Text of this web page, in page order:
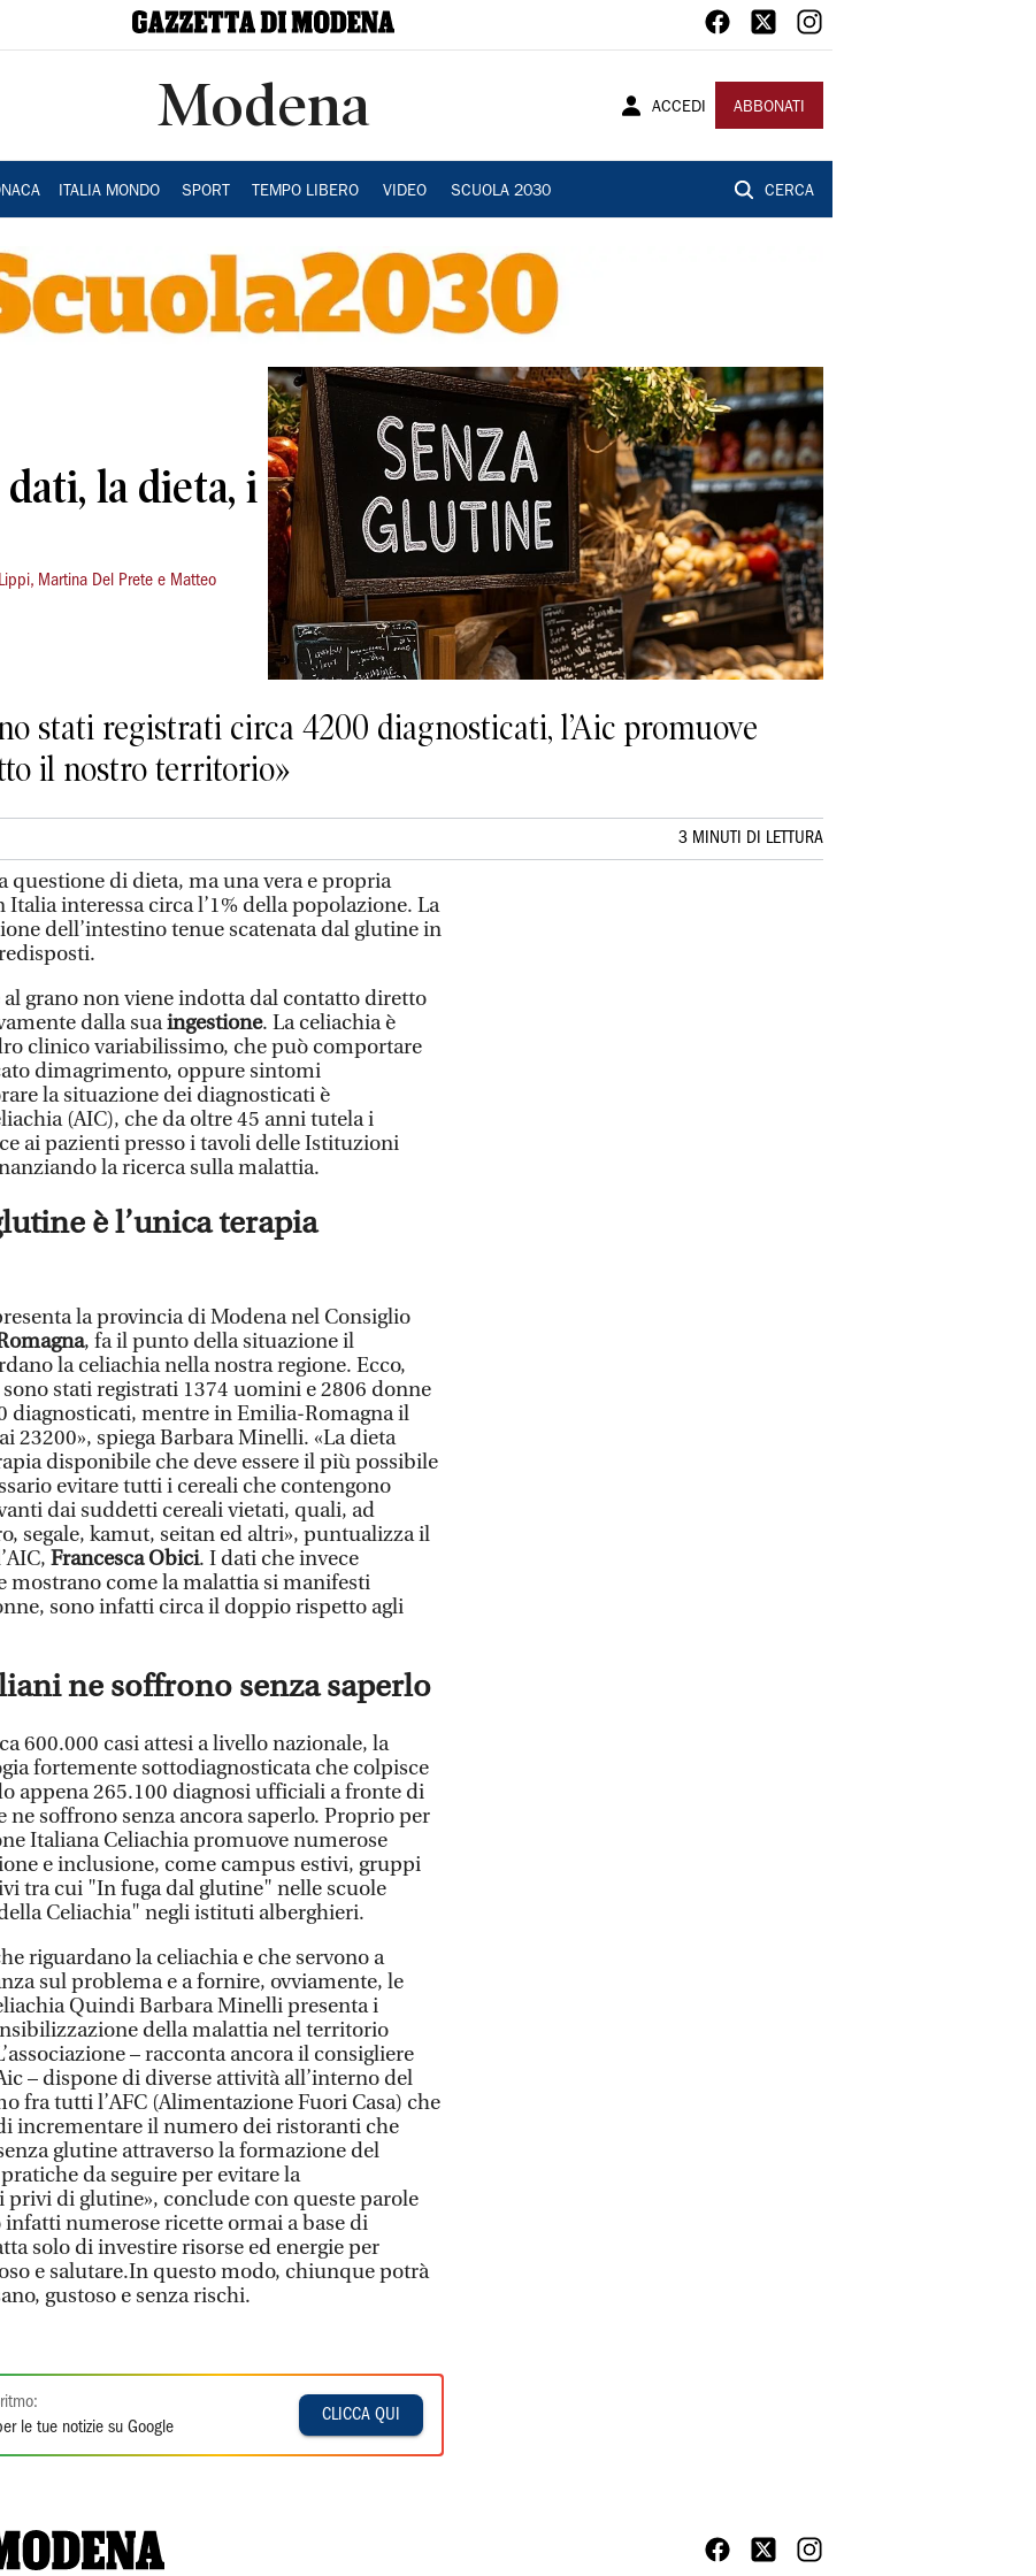
Modena ACCEDI ABBONATI
ITALIA MONDO SPORT TEMPO LIBERO VIDEO SCUOLA 2030 CERCA
la dieta, i
Martina Del Prete e Matteo
stati registrati circa 4200 diagnosticati, l’Aic promuove
il nostro territorio»
3 MINUTI DI LETTURA
questione di dieta, ma una vera e propria
interessa circa l’1% della popolazione. La
dell’intestino tenue scatenata dal glutine in
grano non viene indotta dal contatto diretto
dalla suaingestione. La celiachia è
clinico variabilissimo, che può comportare
dimagrimento, oppure sintomi
la situazione dei diagnosticati è
(AIC), che da oltre 45 anni tutela i
ai pazienti presso i tavoli delle Istituzioni
la ricerca sulla malattia.
è l’unica terapia
la provincia di Modena nel Consiglio
, fa il punto della situazione il
la celiachia nella nostra regione. Ecco,
stati registrati 1374 uomini e 2806 donne
diagnosticati, mentre in Emilia-Romagna il
23200», spiega Barbara Minelli. «La dieta
disponibile che deve essere il più possibile
evitare tutti i cereali che contengono
dai suddetti cereali vietati, quali, ad
segale, kamut, seitan ed altri», puntualizza il
Francesca Obici. I dati che invece
mostrano come la malattia si manifesti
sono infatti circa il doppio rispetto agli
ne soffrono senza saperlo
600.000 casi attesi a livello nazionale, la
fortemente sottodiagnosticata che colpisce
appena 265.100 diagnosi ufficiali a fronte di
ne soffrono senza ancora saperlo. Proprio per
Italiana Celiachia promuove numerose
e inclusione, come campus estivi, gruppi
tra cui "In fuga dal glutine" nelle scuole
Celiachia" negli istituti alberghieri.
riguardano la celiachia e che servono a
sul problema e a fornire, ovviamente, le
Quindi Barbara Minelli presenta i
della malattia nel territorio
– racconta ancora il consigliere
– dispone di diverse attività all’interno del
fra tutti l’AFC (Alimentazione Fuori Casa) che
incrementare il numero dei ristoranti che
glutine attraverso la formazione del
da seguire per evitare la
di glutine», conclude con queste parole
numerose ricette ormai a base di
solo di investire risorse ed energie per
e salutare.In questo modo, chiunque potrà
gustoso e senza rischi.
le tue notizie su Google
CLICCA QUI